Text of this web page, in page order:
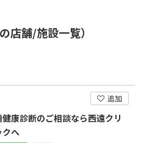
店舗/施設一覧）
追加
健康診断のご相談なら西遠クリ
クへ